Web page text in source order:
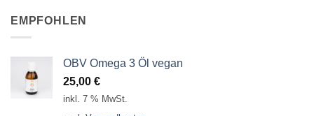
EMPFOHLEN
OBV Omega 3 Öl vegan
25,00 €
inkl. 7 % MwSt.